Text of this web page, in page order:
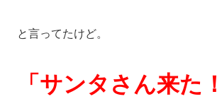
と言ってたけど。
「サンタさん来た